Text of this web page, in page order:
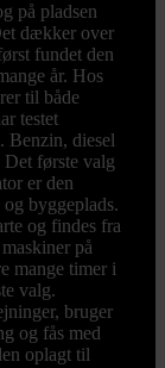
på pladsen
dækker over
fundet den
år. Hos
til både
testet
Benzin, diesel
første valg
er den
byggeplads.
og findes fra
på
mange timer i
valg.
bruger
og fås med
oplagt til